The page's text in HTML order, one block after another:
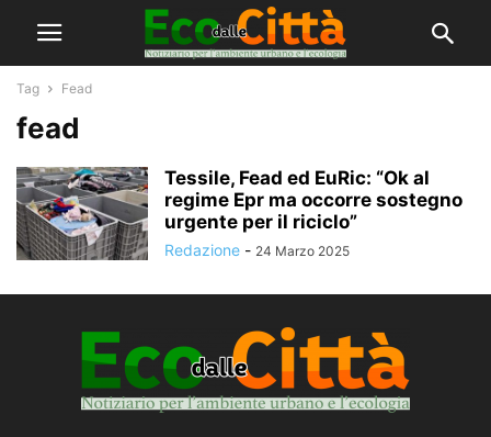
Tag Fead
fead
Tessile, Fead ed EuRic: “Ok al
regime Epr ma occorre sostegno
urgente per il riciclo”
Redazione - 24 Marzo 2025